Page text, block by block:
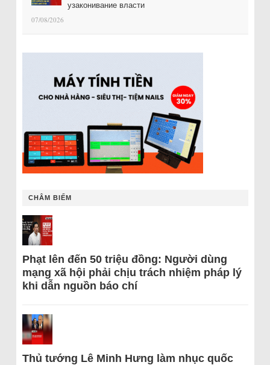
узаконивание власти
07/08/2026
CHÂM BIẾM
Phạt lên đến 50 triệu đồng: Người dùng
mạng xã hội phải chịu trách nhiệm pháp lý
khi dẫn nguồn báo chí
Thủ tướng Lê Minh Hưng làm nhục quốc